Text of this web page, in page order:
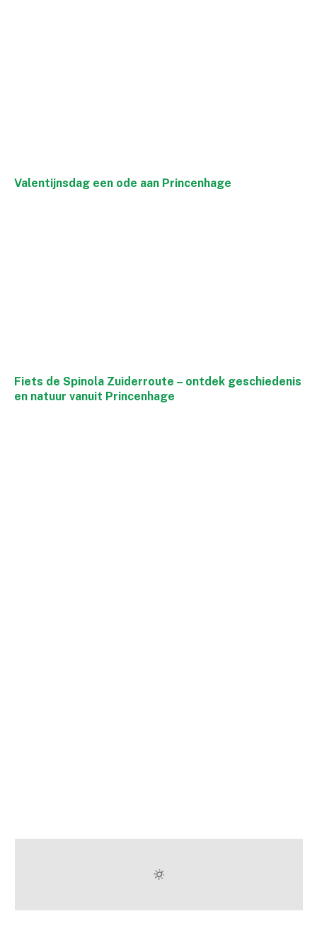
Valentijnsdag een ode aan Princenhage
Fiets de Spinola Zuiderroute – ontdek geschiedenis
en natuur vanuit Princenhage